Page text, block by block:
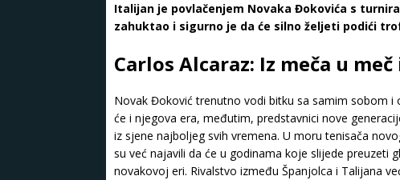
Italijan je povlačenjem Novaka Đokovića s
zahuktao i sigurno je da će silno željeti podići
Carlos Alcaraz: Iz meča u
Novak Đoković trenutno vodi bitku sa samim sobom
će i njegova era, međutim, predstavnici nove
iz sjene najboljeg svih vremena. U moru tenisača
su već najavili da će u godinama koje slijede preuzeti
novakovoj eri. Rivalstvo između Španjolca i Talijana